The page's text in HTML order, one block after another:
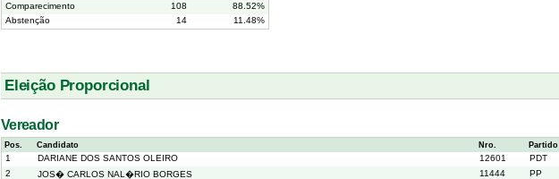
Comparecimento
108
88.52%
Abstenção
14 11.48%
Eleição Proporcional
Vereador
Pos. Candidato Nro. Partido
1 DARIANE DOS SANTOS OLEIRO 12601 PDT
2
JOS� CARLOS NAL�RIO BORGES 11444 PP